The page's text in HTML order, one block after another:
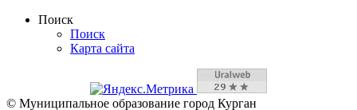
Поиск
Поиск
Карта сайта
© Муниципальное образование город Курган